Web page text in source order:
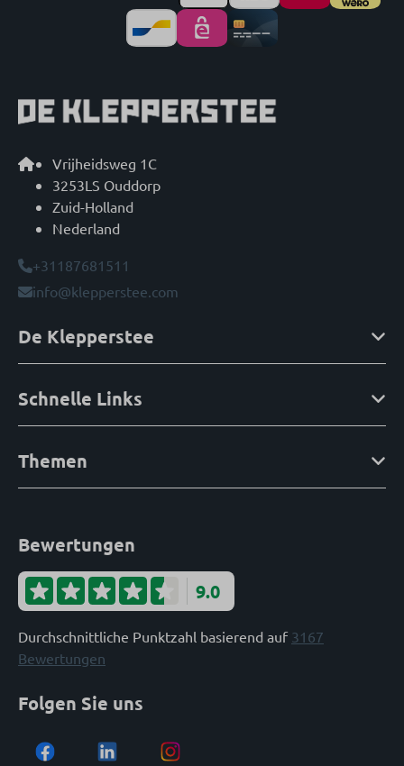
Vrijheidsweg 1C
3253LS Ouddorp
Zuid-Holland
Nederland
+31187681511
info@klepperstee.com
De Klepperstee
Schnelle Links
Themen
Bewertungen
9.0
Durchschnittliche Punktzahl basierend auf 3167
Bewertungen
Folgen Sie uns